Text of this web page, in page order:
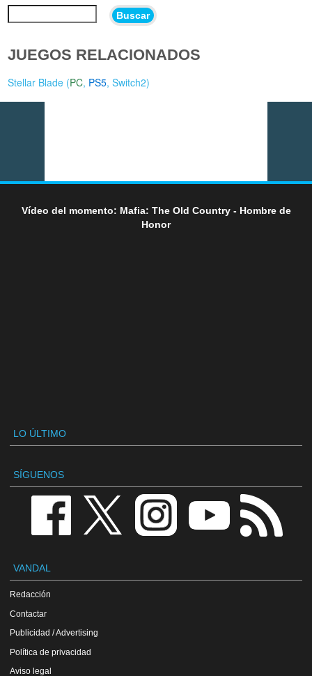
Buscar
JUEGOS RELACIONADOS
Stellar Blade (PC, PS5,Switch2)
Vídeo del momento: Mafia: The Old Country - Hombre de
Honor
LO ÚLTIMO
SÍGUENOS
VANDAL
Redacción
Contactar
Publicidad / Advertising
Política de privacidad
Aviso legal